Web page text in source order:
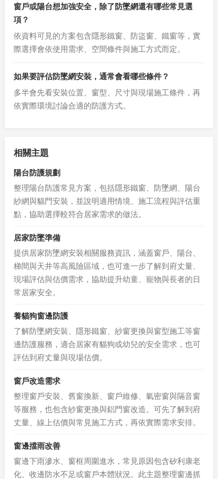
窗戶或陽台想加強安全，除了防墜網還有哪些常見選
項？
依資料可見的方案包含隱形鐵窗、防盜窗、鐵窗等，實
際選擇會依使用需求、空間條件與施工方式而定。
如果要評估防墜網安裝，通常會看哪些條件？
多半會先看安裝位置、窗型、尺寸與現場施工條件，再
依實際環境討論合適的防護方式。
相關主題
陽台防護規劃
整理陽台防護常見方案，包括隱形鐵窗、防墜網、陽台
紗網與貓門安裝，並說明適用情境、施工流程與評估重
點，協助選擇較符合居家需求的做法。
居家防墜準備
提供居家防墜網安裝相關服務資訊，涵蓋窗戶、陽台、
梯間與天井等高風險區域，也可進一步了解到府丈量、
現場評估與估價需求，協助提升幼童、寵物與長者的日
常居家安全。
養貓狗窗邊防護
了解防墜網安裝、隱形鐵窗、紗窗更換與窗型施工等窗
邊防護服務，適合居家有貓狗或幼兒的安全需求，也可
評估到府丈量與現場估價。
窗戶改造需求
整理窗戶安裝、舊窗換新、窗戶維修、氣密窗與隔音窗
等服務，也包含紗窗更換與鋁門窗改造。可先了解到府
丈量、線上估價與常見施工方式，再依實際需求安排。
窗邊擋雨改善
窗邊下雨滲水、窗框周圍進水，常見原因包含矽利康老
化、收邊防水不足或窗戶本體狀況。此主題整理窗邊抓